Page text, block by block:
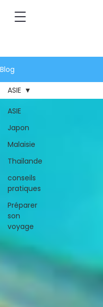
Blog
ASIE
Japon
Malaisie
Thaïlande
conseils
pratiques
Préparer
son
voyage
ASIE